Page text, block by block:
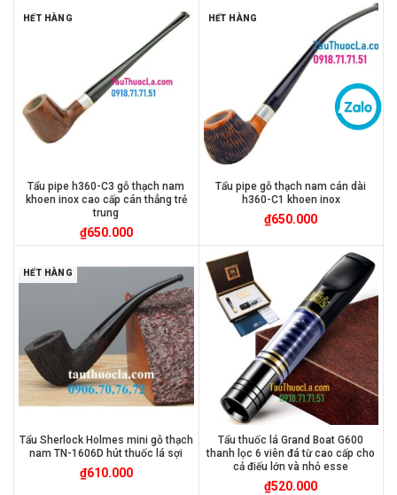
HẾT HÀNG
Tẩu pipe h360-C3 gỗ thạch nam
khoen inox cao cấp cán thẳng trẻ
trung
₫650.000
HẾT HÀNG
Tẩu pipe gỗ thạch nam cán dài
h360-C1 khoen inox
₫650.000
HẾT HÀNG
Tẩu Sherlock Holmes mini gỗ thạch
nam TN-1606D hút thuốc lá sợi
₫610.000
Tẩu thuốc lá Grand Boat G600
thanh lọc 6 viên đá từ cao cấp cho
cả điếu lớn và nhỏ esse
₫520.000